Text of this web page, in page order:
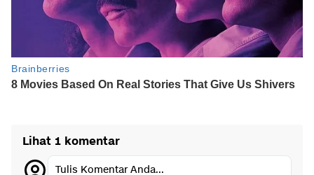
Lihat 1 komentar
Tulis Komentar Anda...